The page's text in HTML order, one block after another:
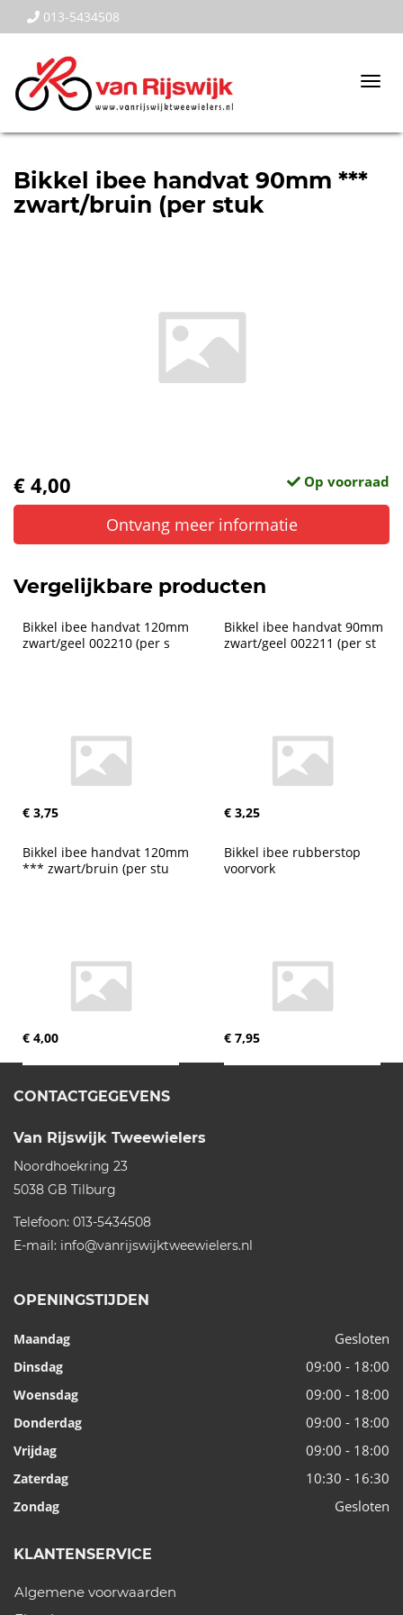
013-5434508
Bikkel ibee handvat 90mm ***
zwart/bruin (per stuk
€ 4,00 Op voorraad
Ontvang meer informatie
Vergelijkbare producten
Bikkel ibee handvat 120mm
zwart/geel 002210 (per s
€ 3,75
Bikkel ibee handvat 90mm
zwart/geel 002211 (per st
€ 3,25
Bikkel ibee handvat 120mm
*** zwart/bruin (per stu
€ 4,00
Bikkel ibee rubberstop
voorvork
€ 7,95
CONTACTGEGEVENS
Van Rijswijk Tweewielers
Noordhoekring 23
5038 GB Tilburg
Telefoon: 013-5434508
E-mail: info@vanrijswijktweewielers.nl
OPENINGSTIJDEN
Maandag Gesloten
Dinsdag 09:00 - 18:00
Woensdag 09:00 - 18:00
Donderdag 09:00 - 18:00
Vrijdag 09:00 - 18:00
Zaterdag 10:30 - 16:30
Zondag Gesloten
KLANTENSERVICE
Algemene voorwaarden